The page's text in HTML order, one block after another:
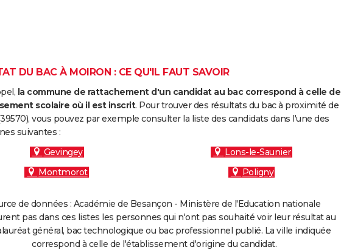
DU BAC À MOIRON : CE QU'IL FAUT SAVOIR
la commune de rattachement d'un candidat au bac correspond à celle de
scolaire où il est inscrit. Pour trouver des résultats du bac à proximité de
vous pouvez par exemple consulter la liste des candidats dans l'une des
suivantes :
Gevingey
Lons-le-Saunier
Montmorot
Poligny
de données : Académie de Besançon - Ministère de l'Education nationale
pas dans ces listes les personnes qui n'ont pas souhaité voir leur résultat au
général, bac technologique ou bac professionnel publié. La ville indiquée
correspond à celle de l'établissement d'origine du candidat.